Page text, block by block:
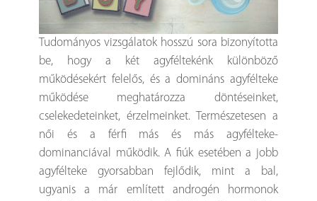
Tudományos vizsgálatok hosszú sora bizonyította
be, hogy a két agyféltekénk különböző
működésekért felelős, és a domináns agyfélteke
működése meghatározza döntéseinket,
cselekedeteinket, érzelmeinket. Természetesen a
női és a férfi más és más agyfélteke-
dominanciával működik. A fiúk esetében a jobb
agyfélteke gyorsabban fejlődik, mint a bal,
ugyanis a már említett androgén hormonok